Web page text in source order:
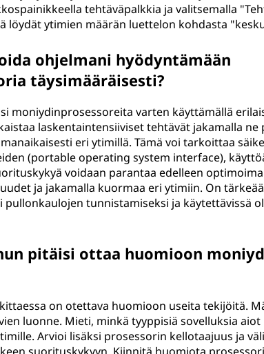
tehtäväpalkkia ja valitsemalla
löydät ytimien määrän luettelon kohdasta
ohjelmani hyödyntämään
täysimääräisesti?
moniydinprosessoreita varten käyttämällä
laskentaintensiiviset tehtävät jakamalla
eri ytimillä. Tämä voi tarkoittaa
(portable operating system interface),
voidaan parantaa edelleen
ja jakamalla kuormaa eri ytimiin. On
tunnistamiseksi ja käytettävissä
pitäisi ottaa huomioon
on otettava huomioon useita tekijöitä.
luonne. Mieti, minkä tyyppisiä sovelluksia
Arvioi lisäksi prosessorin kellotaajuus ja